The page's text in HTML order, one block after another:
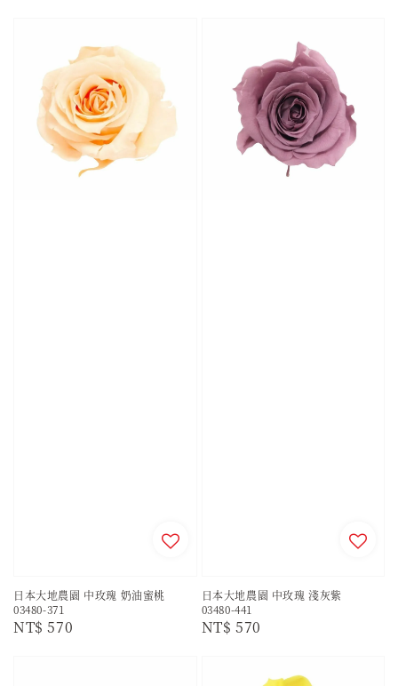
日本大地農園 中玫瑰 奶油蜜桃
03480-371
Regular
NT$ 570
日本大地農園 中玫瑰 淺灰紫
03480-441
Regular
NT$ 570